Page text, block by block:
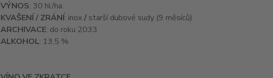
VÝNOS: 30 hl/ha
KVAŠENÍ / ZRÁNÍ: inox/starší dubové sudy (9 měsíců)
ARCHIVACE: do roku 2033
ALKOHOL: 13,5 %